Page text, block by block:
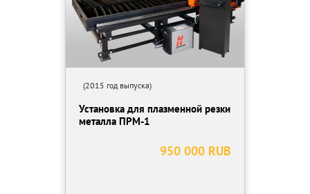
(2015 год выпуска)
Установка для плазменной резки
металла ПРМ-1
950 000 RUB